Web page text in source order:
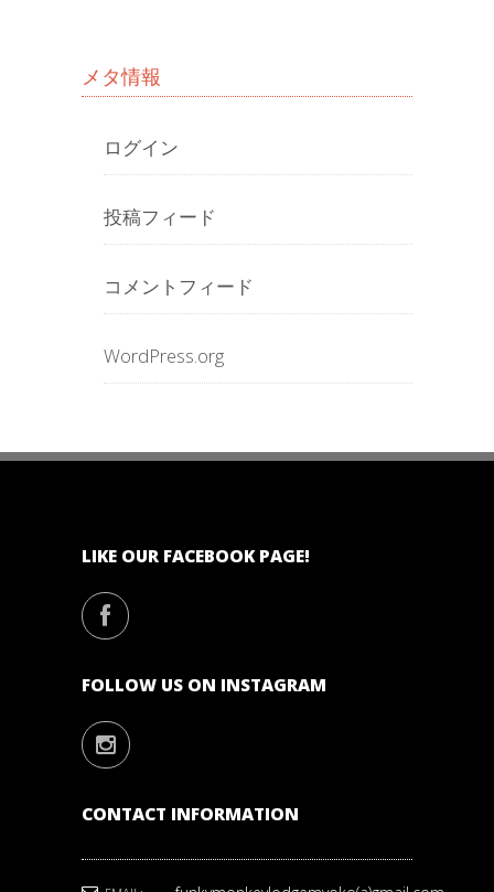
メタ情報
ログイン
投稿フィード
コメントフィード
WordPress.org
LIKE OUR FACEBOOK PAGE!
FOLLOW US ON INSTAGRAM
CONTACT INFORMATION